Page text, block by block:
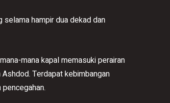
hampir dua dekad dan
mana kapal memasuki perairan
Terdapat kebimbangan